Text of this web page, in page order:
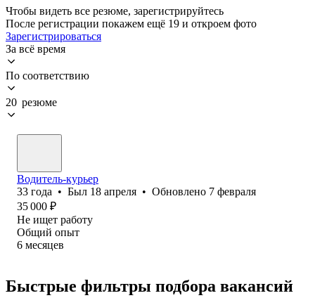
Чтобы видеть все резюме, зарегистрируйтесь
После регистрации покажем ещё 19 и откроем фото
Зарегистрироваться
За всё время
По соответствию
20 резюме
Водитель-курьер
33 года • Был 18 апреля • Обновлено 7 февраля
35 000 ₽
Не ищет работу
Общий опыт
6 месяцев
Быстрые фильтры подбора вакансий